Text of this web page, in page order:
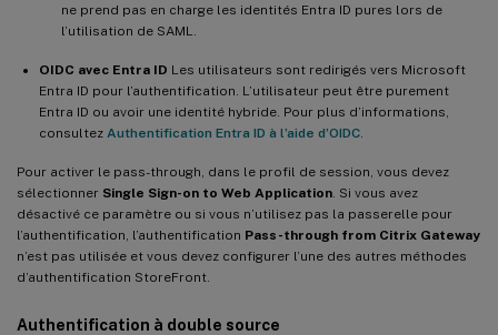
ne prend pas en charge les identités Entra ID pures lors de
l’utilisation de SAML.
OIDC avec Entra ID Les utilisateurs sont redirigés vers Microsoft
Entra ID pour l’authentification. L’utilisateur peut être purement
Entra ID ou avoir une identité hybride. Pour plus d’informations,
consultez Authentification Entra ID à l’aide d’OIDC
Pour activer le pass-through, dans le profil de session, vous devez
sélectionner Single Sign-on to Web Application . Si vous avez
désactivé ce paramètre ou si vous n’utilisez pas la passerelle pour
l’authentification, l’authentification Pass-through from Citrix Gateway
n’est pas utilisée et vous devez configurer l’une des autres méthodes
d’authentification StoreFront.
Authentification à double source